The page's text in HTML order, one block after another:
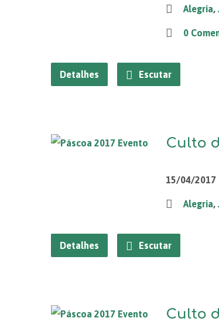
Alegria,
0
Detalhes Escutar
Culto
15/04/2017
Alegria,
Detalhes Escutar
Culto